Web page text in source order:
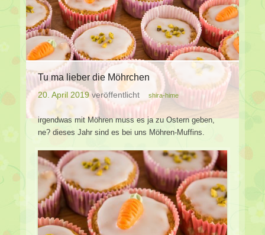
Tu ma lieber die Möhrchen
20. April 2019 veröffentlicht shira-hime
irgendwas mit Möhren muss es ja zu Ostern geben,
ne? dieses Jahr sind es bei uns Möhren-Muffins.